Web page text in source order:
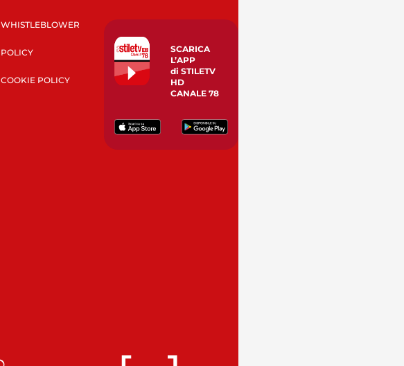
WHISTLEBLOWER
POLICY
COOKIE POLICY
SCARICA
L’APP
di STILETV
HD
CANALE 78